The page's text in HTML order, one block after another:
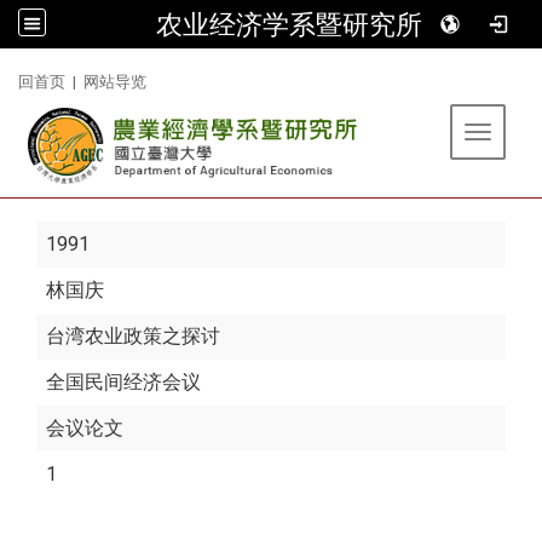
农业经济学系暨研究所
回首页 | 网站导览
Toggle
1991
林国庆
台湾农业政策之探讨
全国民间经济会议
会议论文
1